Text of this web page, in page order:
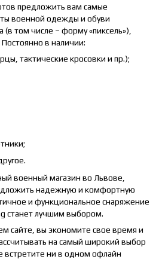
предложить вам самые
военной одежды и обуви
(в том числе – форму «пиксель»),
в наличии:
тактические кросовки и пр.);
военный магазин во Львове,
надежную и комфортную
и функциональное снаряжение
станет лучшим выбором.
сайте, вы экономите свое время и
на самый широкий выбор
встретите ни в одном офлайн